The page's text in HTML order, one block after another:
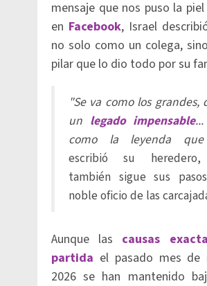
mensaje que nos puso la
en Facebook, Israel
no solo como un colega,
pilar que lo dio todo por su
"Se va como los grandes,
un legado impensable
como la leyenda
escribió su
también sigue sus
noble oficio de las
Aunque las causas
partida el pasado mes de
2026 se han mantenido